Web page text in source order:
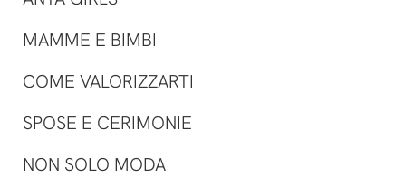
MAMME E BIMBI
COME VALORIZZARTI
SPOSE E CERIMONIE
NON SOLO MODA